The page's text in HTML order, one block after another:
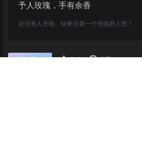
予人玫瑰，手有余香
还没有人充电，快来当第一个充电的人吧！
海报分享 收藏 举报